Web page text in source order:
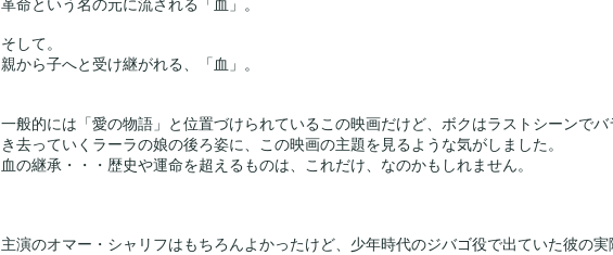
革命という名の元に流される「血」。
そして。
親から子へと受け継がれる、「血」。
一般的には「愛の物語」と位置づけられているこの映画だけど、ボクはラストシーンで
き去っていくラーラの娘の後ろ姿に、この映画の主題を見るような気がしました。
血の継承・・・歴史や運命を超えるものは、これだけ、なのかもしれません。
主演のオマー・シャリフはもちろんよかったけど、少年時代のジバゴ役で出ていた彼の